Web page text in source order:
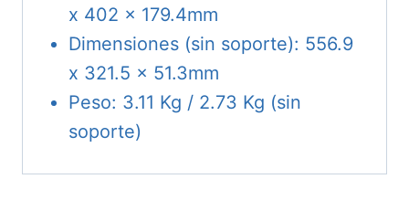
x 402 x 179.4mm
Dimensiones (sin soporte): 556.9
x 321.5 x 51.3mm
Peso: 3.11 Kg / 2.73 Kg (sin
soporte)